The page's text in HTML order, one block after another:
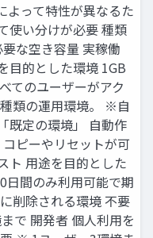
よって特性が異なるた
使い分けが必要 種類
な空き容量 実稼働
目的とした環境 1GB
てのユーザーがアク
類の運用環境。 ※自
既定の環境」 自動作
ピーやリセットが可
ト 用途を目的とした
日間のみ利用可能で期
削除される環境 不要
で 開発者 個人利用を